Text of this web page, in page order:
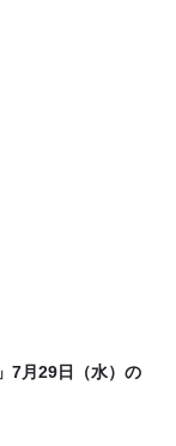
7月29日（水）の